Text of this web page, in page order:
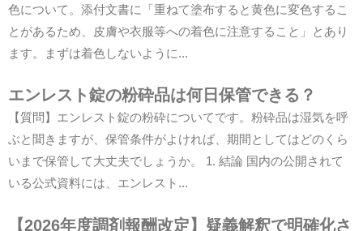
色について。添付文書に「重ねて塗布すると黄色に変色するこ
とがあるため、皮膚や衣服等への着色に注意すること」とあり
ます。まずは着色しないように...
エンレスト錠の粉砕品は何日保管できる？
【質問】エンレスト錠の粉砕についてです。粉砕品は湿気を呼
ぶと聞きますが、保管条件がよければ、期間としてはどのくら
いまで保管して大丈夫でしょうか。 1. 結論 国内の公開されて
いる公式資料には、エンレスト...
【2026年度調剤報酬改定】疑義解釈で明確化さ